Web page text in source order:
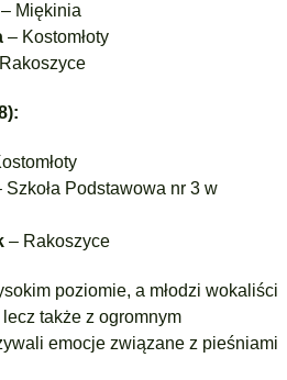
– Miękinia
– Kostomłoty
Szkoła Podstawowa nr 3 w
– Rakoszyce
poziomie, a młodzi wokaliści
także z ogromnym
emocje związane z pieśniami